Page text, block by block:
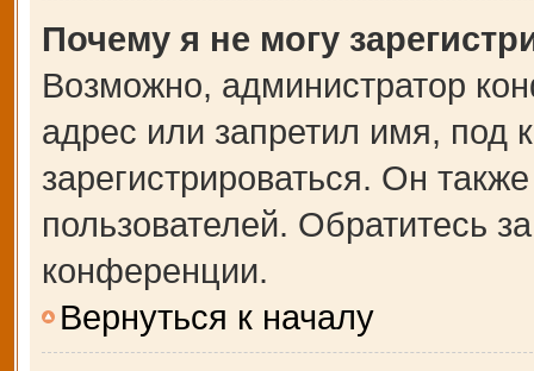
Почему я не могу
Возможно, администратор
адрес или запретил имя, под
зарегистрироваться. Он
пользователей. Обратитесь
конференции.
Вернуться к началу